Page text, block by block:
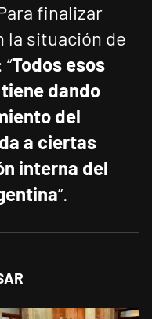
finalizar
la situación de
Todos esos
dando
del
a ciertas
interna del
”.